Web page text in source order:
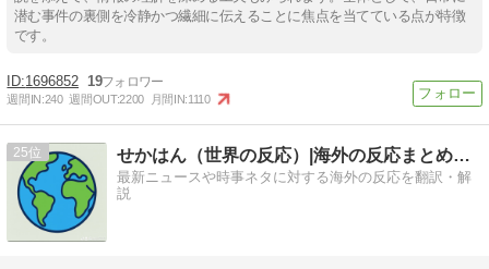
潜む事件の裏側を冷静かつ繊細に伝えることに焦点を当てている点が特徴
です。
1696852 19
週間IN:240 週間OUT:2200 月間IN:1110
25 せかはん（世界の反応）|海外の反応まとめブログ
最新ニュースや時事ネタに対する海外の反応を翻訳・解
説